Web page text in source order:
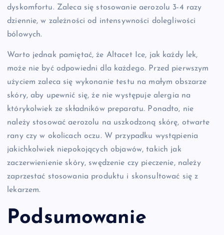
dyskomfortu. Zaleca się stosowanie aerozolu 3-4 razy
dziennie, w zależności od intensywności dolegliwości
bólowych.
Warto jednak pamiętać, że Altacet Ice, jak każdy lek,
może nie być odpowiedni dla każdego. Przed pierwszym
użyciem zaleca się wykonanie testu na małym obszarze
skóry, aby upewnić się, że nie występuje alergia na
którykolwiek ze składników preparatu. Ponadto, nie
należy stosować aerozolu na uszkodzoną skórę, otwarte
rany czy w okolicach oczu. W przypadku wystąpienia
jakichkolwiek niepokojących objawów, takich jak
zaczerwienienie skóry, swędzenie czy pieczenie, należy
zaprzestać stosowania produktu i skonsultować się z
lekarzem.
Podsumowanie